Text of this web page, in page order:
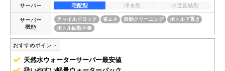
サーバー
宅配型 浄水型
水道直結型
サーバー
機能
チャイルドロック 省エネ 自動クリーニング
ボトル下置き
ボトル回収不要
おすすめポイント
天然水ウォーターサーバー最安値